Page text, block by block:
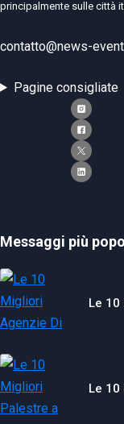
principalmente sulle città
contatto@news-
Pagine consigliate
Messaggi più
Le
Le 10